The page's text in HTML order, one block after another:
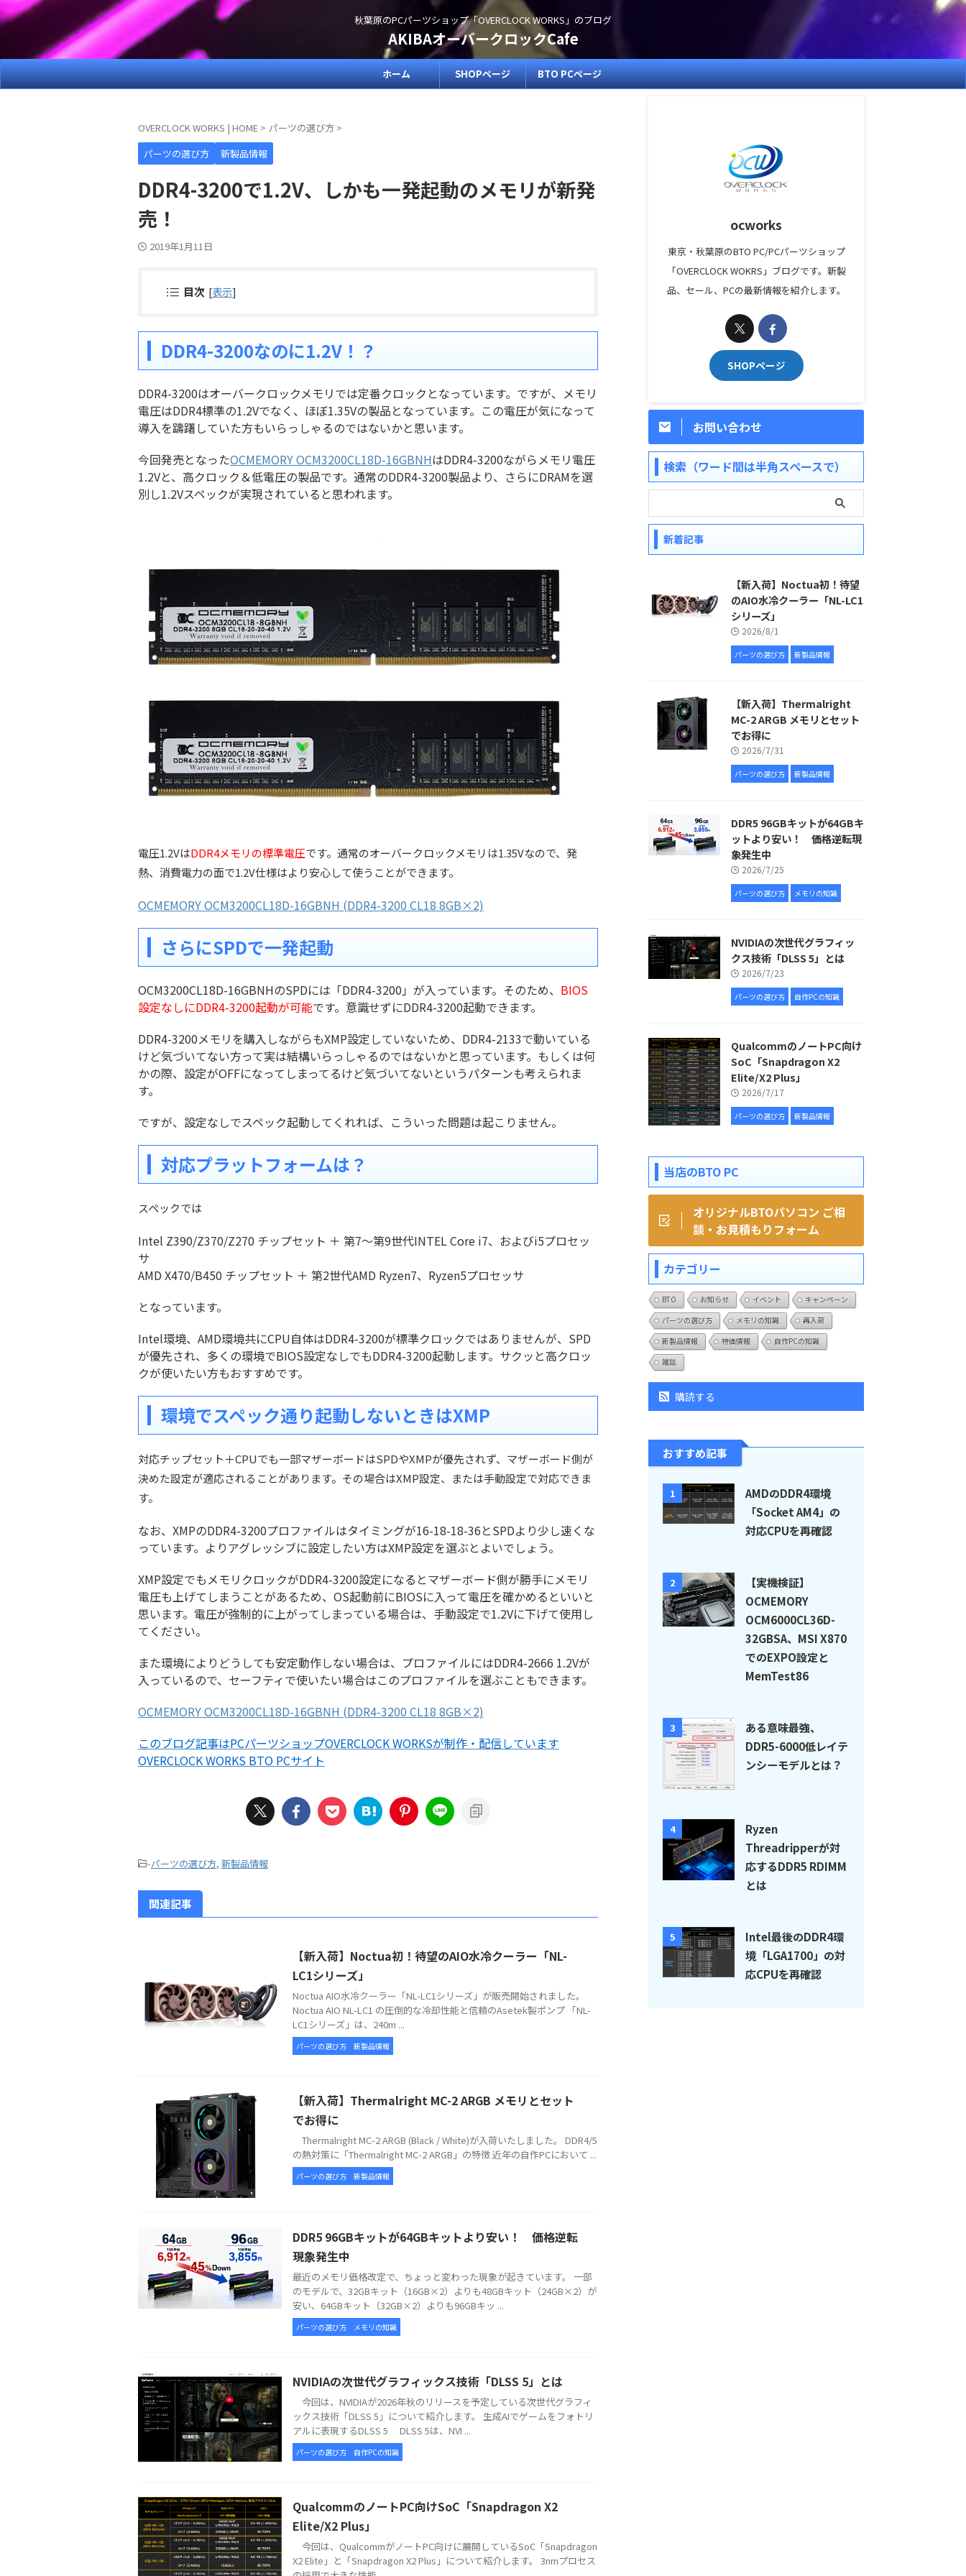
秋葉原のPCパーツショップ「OVERCLOCK WORKS」のブログ
AKIBAオーバークロックCafe
ホーム SHOPページ BTO PCページ
OVERCLOCK WORKS | HOME > パーツの選び方 >
パーツの選び方
新製品情報
DDR4-3200で1.2V、しかも一発起動のメモリが新発
売！
2019年1月11日
目次 [表示]
DDR4-3200なのに1.2V！？
DDR4-3200はオーバークロックメモリでは定番クロックとなっています。ですが、メモリ
電圧はDDR4標準の1.2Vでなく、ほぼ1.35Vの製品となっています。この電圧が気になって
導入を躊躇していた方もいらっしゃるのではないかと思います。
今回発売となったOCMEMORY OCM3200CL18D-16GBNHはDDR4-3200ながらメモリ電圧
1.2Vと、高クロック＆低電圧の製品です。通常のDDR4-3200製品より、さらにDRAMを選
別し1.2Vスペックが実現されていると思われます。
電圧1.2VはDDR4メモリの標準電圧です。通常のオーバークロックメモリは1.35Vなので、発
熱、消費電力の面で1.2V仕様はより安心して使うことができます。
OCMEMORY OCM3200CL18D-16GBNH (DDR4-3200 CL18 8GB×2)
さらにSPDで一発起動
OCM3200CL18D-16GBNHのSPDには「DDR4-3200」が入っています。そのため、 BIOS
設定なしにDDR4-3200起動が可能です。意識せずにDDR4-3200起動できます。
DDR4-3200メモリを購入しながらもXMP設定していないため、DDR4-2133で動いている
けど気づいてない方って実は結構いらっしゃるのではないかと思っています。もしくは何
かの際、設定がOFFになってしまってるけど気づいてないというパターンも考えられま
す。
ですが、設定なしでスペック起動してくれれば、こういった問題は起こりません。
対応プラットフォームは？
スペックでは
Intel Z390/Z370/Z270 チップセット ＋ 第7～第9世代INTEL Core i7、およびi5プロセッ
サ
AMD X470/B450 チップセット ＋ 第2世代AMD Ryzen7、Ryzen5プロセッサ
となっています。
Intel環境、AMD環境共にCPU自体はDDR4-3200が標準クロックではありませんが、SPD
が優先され、多くの環境でBIOS設定なしでもDDR4-3200起動します。サクッと高クロッ
クが使いたい方もおすすめです。
環境でスペック通り起動しないときはXMP
対応チップセット＋CPUでも一部マザーボードはSPDやXMPが優先されず、マザーボード側が
決めた設定が適応されることがあります。その場合はXMP設定、または手動設定で対応できま
す。
なお、XMPのDDR4-3200プロファイルはタイミングが16-18-18-36とSPDより少し速くな
っています。よりアグレッシブに設定したい方はXMP設定を選ぶとよいでしょう。
XMP設定でもメモリクロックがDDR4-3200設定になるとマザーボード側が勝手にメモリ
電圧も上げてしまうことがあるため、OS起動前にBIOSに入って電圧を確かめるといいと
思います。電圧が強制的に上がってしまっている場合は、手動設定で1.2Vに下げて使用し
てください。
また環境によりどうしても安定動作しない場合は、プロファイルにはDDR4-2666 1.2Vが
入っているので、セーフティで使いたい場合はこのプロファイルを選ぶこともできます。
OCMEMORY OCM3200CL18D-16GBNH (DDR4-3200 CL18 8GB×2)
このブログ記事はPCパーツショップOVERCLOCK WORKSが制作・配信しています
OVERCLOCK WORKS BTO PCサイト
-パーツの選び方, 新製品情報
関連記事
【新入荷】Noctua初！待望のAIO水冷クーラー「NL-
LC1シリーズ」
Noctua AIO水冷クーラー「NL-LC1シリーズ」が販売開始されました。
Noctua AIO NL-LC1 の圧倒的な冷却性能と信頼のAsetek製ポンプ 「NL-
LC1シリーズ」は、240m ...
パーツの選び方 新製品情報
【新入荷】Thermalright MC-2 ARGB メモリとセット
でお得に
Thermalright MC-2 ARGB (Black / White)が入荷いたしました。 DDR4/5
の熱対策に「Thermalright MC-2 ARGB」の特徴 近年の自作PCにおいて ...
パーツの選び方 新製品情報
DDR5 96GBキットが64GBキットより安い！ 価格逆転
現象発生中
最近のメモリ価格改定で、ちょっと変わった現象が起きています。 一部
のモデルで、32GBキット（16GB×2）よりも48GBキット（24GB×2）が
安い、64GBキット（32GB×2）よりも96GBキッ ...
パーツの選び方 メモリの知識
NVIDIAの次世代グラフィックス技術「DLSS 5」とは
今回は、NVIDIAが2026年秋のリリースを予定している次世代グラフィ
ックス技術「DLSS 5」について紹介します。 生成AIでゲームをフォトリ
アルに表現するDLSS 5 DLSS 5は、NVI ...
パーツの選び方 自作PCの知識
QualcommのノートPC向けSoC「Snapdragon X2
Elite/X2 Plus」
今回は、QualcommがノートPC向けに展開しているSoC「Snapdragon
X2 Elite」と「Snapdragon X2 Plus」について紹介します。 3nmプロセス
ocworks
東京・秋葉原のBTO PC/PCパーツショップ
「OVERCLOCK WOKRS」ブログです。新製
品、セール、PCの最新情報を紹介します。
SHOPページ
お問い合わせ
検索（ワード間は半角スペースで）
新着記事
【新入荷】Noctua初！待望
のAIO水冷クーラー「NL-LC1
シリーズ」
2026/8/1
パーツの選び方 新製品情報
【新入荷】Thermalright
MC-2 ARGB メモリとセット
でお得に
2026/7/31
パーツの選び方 新製品情報
DDR5 96GBキットが64GBキ
ットより安い！ 価格逆転現
象発生中
2026/7/25
パーツの選び方 メモリの知識
NVIDIAの次世代グラフィッ
クス技術「DLSS 5」とは
2026/7/23
パーツの選び方 自作PCの知識
QualcommのノートPC向け
SoC「Snapdragon X2
Elite/X2 Plus」
2026/7/17
パーツの選び方 新製品情報
当店のBTO PC
オリジナルBTOパソコン ご相
談・お見積もりフォーム
カテゴリー
BTO お知らせ イベント
キャンペーン
パーツの選び方
メモリの知識
再入荷
新製品情報
特価情報
自作PCの知識
雑談
購読する
おすすめ記事
1
AMDのDDR4環境
「Socket AM4」の
対応CPUを再確認
2
【実機検証】
OCMEMORY
OCM6000CL36D-
32GBSA、MSI X870
でのEXPO設定と
MemTest86
3
ある意味最強、
DDR5-6000低レイテ
ンシーモデルとは？
4
Ryzen
Threadripperが対
応するDDR5 RDIMM
とは
5
Intel最後のDDR4環
境「LGA1700」の対
応CPUを再確認